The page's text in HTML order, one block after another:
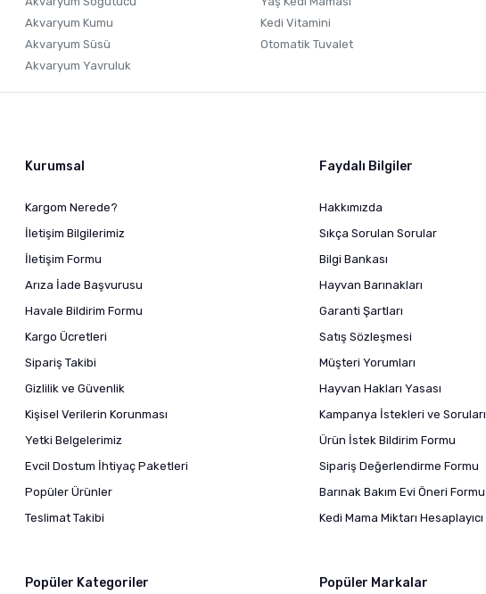
Akvaryum Kumu
Akvaryum Süsü
Akvaryum Yavruluk
Kedi Vitamini
Otomatik Tuvalet
Kurumsal
Kargom Nerede?
İletişim Bilgilerimiz
İletişim Formu
Arıza İade Başvurusu
Havale Bildirim Formu
Kargo Ücretleri
Sipariş Takibi
Gizlilik ve Güvenlik
Kişisel Verilerin Korunması
Yetki Belgelerimiz
Evcil Dostum İhtiyaç Paketleri
Popüler Ürünler
Teslimat Takibi
Faydalı Bilgiler
Hakkımızda
Sıkça Sorulan Sorular
Bilgi Bankası
Hayvan Barınakları
Garanti Şartları
Satış Sözleşmesi
Müşteri Yorumları
Hayvan Hakları Yasası
Kampanya İstekleri ve Soruları
Ürün İstek Bildirim Formu
Sipariş Değerlendirme Formu
Barınak Bakım Evi Öneri Formu
Kedi Mama Miktarı Hesaplayıcı
Popüler Kategoriler Popüler Markalar